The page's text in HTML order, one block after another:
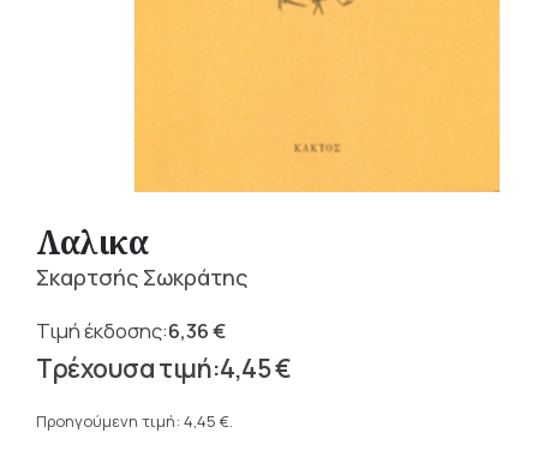
Λαλικα
Σκαρτσής Σωκράτης
6,36€
Original
price
6,36 €.
4,45€
τρέχουσα
Προηγούμενη τιμή: 4,45 €.